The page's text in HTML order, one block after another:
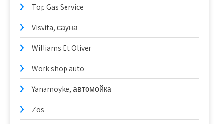
Top Gas Service
Visvita, сауна
Williams Et Oliver
Work shop auto
Yanamoyke, автомойка
Zos